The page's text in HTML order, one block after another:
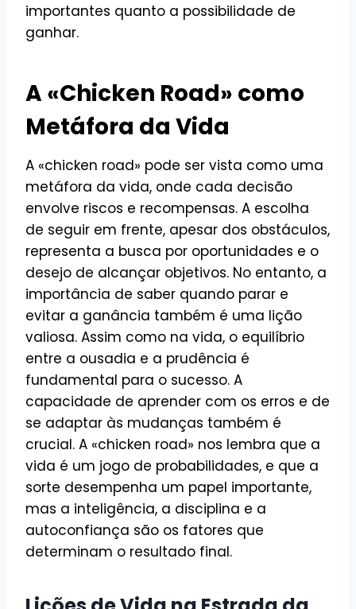
importantes quanto a possibilidade de
ganhar.
A «Chicken Road» como
Metáfora da Vida
A «chicken road» pode ser vista como uma
metáfora da vida, onde cada decisão
envolve riscos e recompensas. A escolha
de seguir em frente, apesar dos obstáculos,
representa a busca por oportunidades e o
desejo de alcançar objetivos. No entanto, a
importância de saber quando parar e
evitar a ganância também é uma lição
valiosa. Assim como na vida, o equilíbrio
entre a ousadia e a prudência é
fundamental para o sucesso. A
capacidade de aprender com os erros e de
se adaptar às mudanças também é
crucial. A «chicken road» nos lembra que a
vida é um jogo de probabilidades, e que a
sorte desempenha um papel importante,
mas a inteligência, a disciplina e a
autoconfiança são os fatores que
determinam o resultado final.